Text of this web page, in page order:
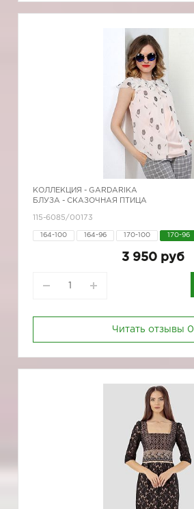
КОЛЛЕКЦИЯ - GARDARIKA
БЛУЗА - СКАЗОЧНАЯ ПТИЦА
115-6085/00173
164-100 164-96 170-100 170-96
3 950 руб
Читать отзывы 0